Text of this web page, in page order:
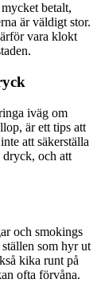
betalt,
är väldigt stor.
vara klokt
iväg om
är ett tips att
att säkerställa
dryck, och att
och smokings
som hyr ut
kika runt på
ofta förvåna.